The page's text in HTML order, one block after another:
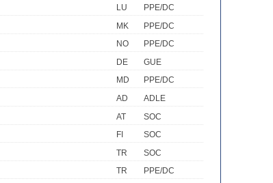
LU
PPE/DC
MK
PPE/DC
NO
PPE/DC
DE
GUE
MD
PPE/DC
AD
ADLE
AT
SOC
FI
SOC
TR
SOC
TR
PPE/DC